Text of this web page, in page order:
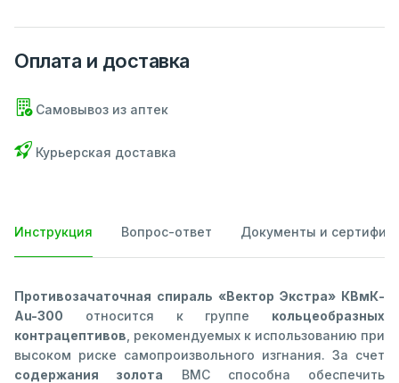
Оплата и доставка
Самовывоз из аптек
Курьерская доставка
Инструкция Вопрос-ответ Документы и
Противозачаточная спираль «Вектор Экстра» КВмК-
Au-300 относится к группе кольцеобразных
контрацептивов , рекомендуемых к использованию при
высоком риске самопроизвольного изгнания. За счет
содержания золота ВМС способна обеспечить